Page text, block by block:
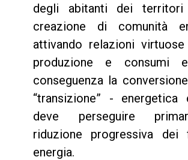
degli abitanti dei territori
creazione di comunità
attivando relazioni
produzione e consumi
conseguenza la
“transizione” - energetica
deve perseguire
riduzione progressiva dei
energia.